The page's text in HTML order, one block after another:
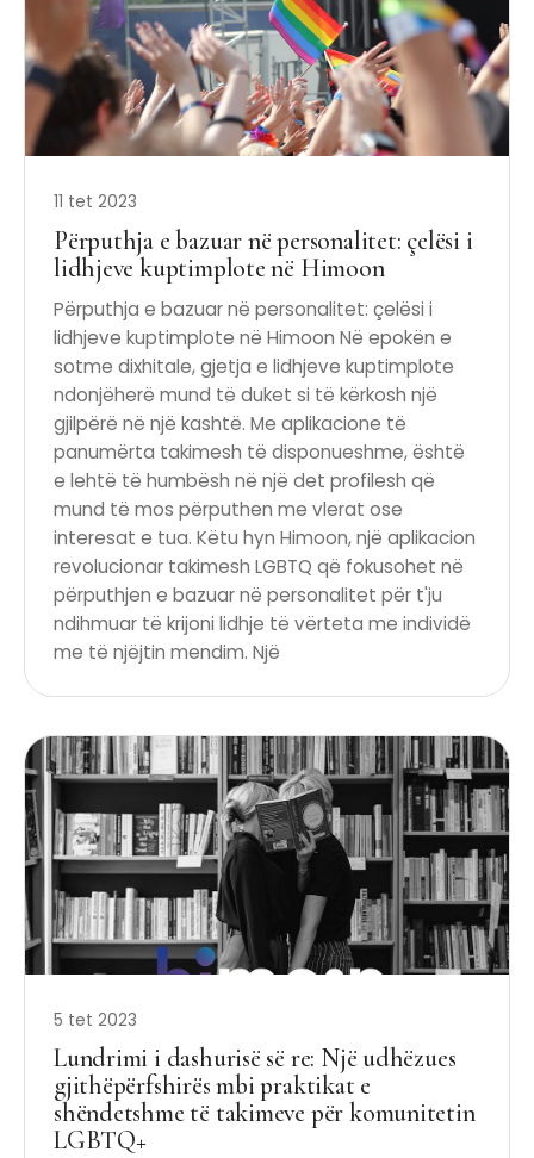
11 tet 2023
Përputhja e bazuar në personalitet: çelësi i
lidhjeve kuptimplote në Himoon
Përputhja e bazuar në personalitet: çelësi i
lidhjeve kuptimplote në Himoon Në epokën e
sotme dixhitale, gjetja e lidhjeve kuptimplote
ndonjëherë mund të duket si të kërkosh një
gjilpërë në një kashtë. Me aplikacione të
panumërta takimesh të disponueshme, është
e lehtë të humbësh në një det profilesh që
mund të mos përputhen me vlerat ose
interesat e tua. Këtu hyn Himoon, një aplikacion
revolucionar takimesh LGBTQ që fokusohet në
përputhjen e bazuar në personalitet për t'ju
ndihmuar të krijoni lidhje të vërteta me individë
me të njëjtin mendim. Një
5 tet 2023
Lundrimi i dashurisë së re: Një udhëzues
gjithëpërfshirës mbi praktikat e
shëndetshme të takimeve për komunitetin
LGBTQ+